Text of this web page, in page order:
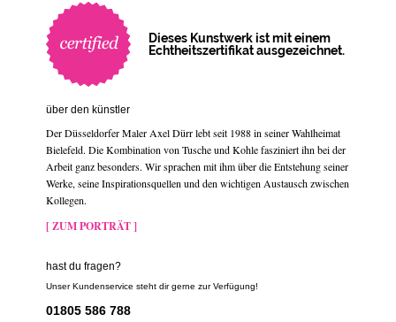
Dieses Kunstwerk ist mit einem
Echtheitszertifikat ausgezeichnet.
über den künstler
Der Düsseldorfer Maler Axel Dürr lebt seit 1988 in seiner Wahlheimat
Bielefeld. Die Kombination von Tusche und Kohle fasziniert ihn bei der
Arbeit ganz besonders. Wir sprachen mit ihm über die Entstehung seiner
Werke, seine Inspirationsquellen und den wichtigen Austausch zwischen
Kollegen.
[ ZUM PORTRÄT ]
hast du fragen?
Unser Kundenservice steht dir gerne zur Verfügung!
01805 586 788